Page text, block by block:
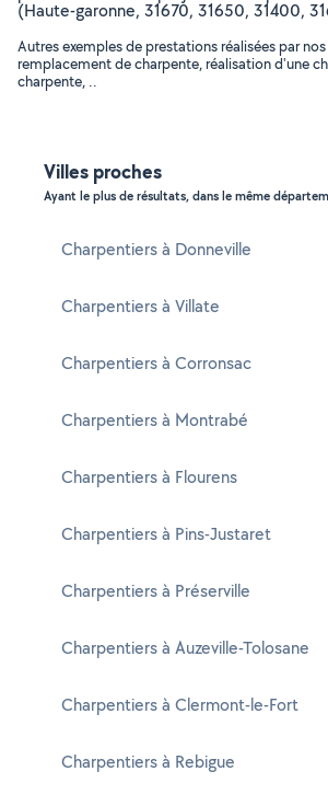
(Haute-garonne, 31670, 31650, 31400,
Autres exemples de prestations réalisées par
remplacement de charpente, réalisation d'une
charpente, ..
Villes proches
Ayant le plus de résultats, dans le même
Charpentiers à Donneville
Charpentiers à Villate
Charpentiers à Corronsac
Charpentiers à Montrabé
Charpentiers à Flourens
Charpentiers à Pins-Justaret
Charpentiers à Préserville
Charpentiers à Auzeville-Tolosane
Charpentiers à Clermont-le-Fort
Charpentiers à Rebigue